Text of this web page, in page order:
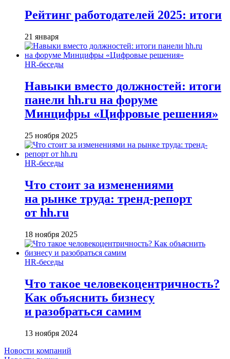
Рейтинг работодателей 2025: итоги
21 января
HR-беседы
Навыки вместо должностей: итоги
панели hh.ru на форуме
Минцифры «Цифровые решения»
25 ноября 2025
HR-беседы
Что стоит за изменениями
на рынке труда: тренд-репорт
от hh.ru
18 ноября 2025
HR-беседы
Что такое человеко­центричность?
Как объяснить бизнесу
и разобраться самим
13 ноября 2024
Новости компаний